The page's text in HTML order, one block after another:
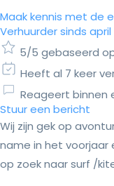
Maak kennis met de
Verhuurder sinds april
5/5 gebaseerd
Heeft al 7 keer
Reageert binnen
Stuur een bericht
Wij zijn gek op
name in het voorjaar
op zoek naar surf /